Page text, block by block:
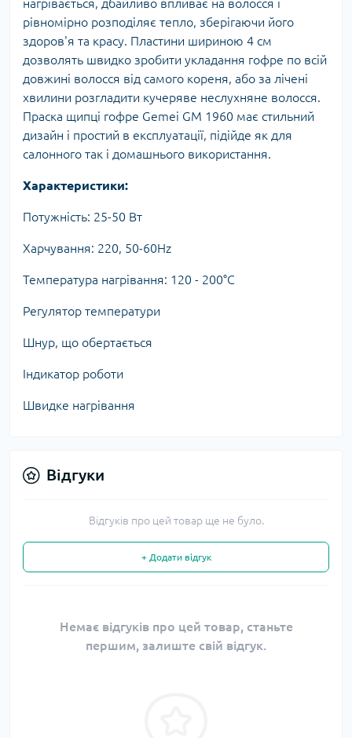
нагрівається, дбайливо впливає на волосся і
рівномірно розподіляє тепло, зберігаючи його
здоров'я та красу. Пластини шириною 4 см
дозволять швидко зробити укладання гофре по всій
довжині волосся від самого кореня, або за лічені
хвилини розгладити кучеряве неслухняне волосся.
Праска щипці гофре Gemei GM 1960 має стильний
дизайн і простий в експлуатації, підійде як для
салонного так і домашнього використання.
Характеристики:
Потужність: 25-50 Вт
Харчування: 220, 50-60Hz
Температура нагрівання: 120 - 200°С
Регулятор температури
Шнур, що обертається
Індикатор роботи
Швидке нагрівання
Відгуки
Відгуків про цей товар ще не було.
+ Додати відгук
Немає відгуків про цей товар, станьте
першим, залиште свій відгук.